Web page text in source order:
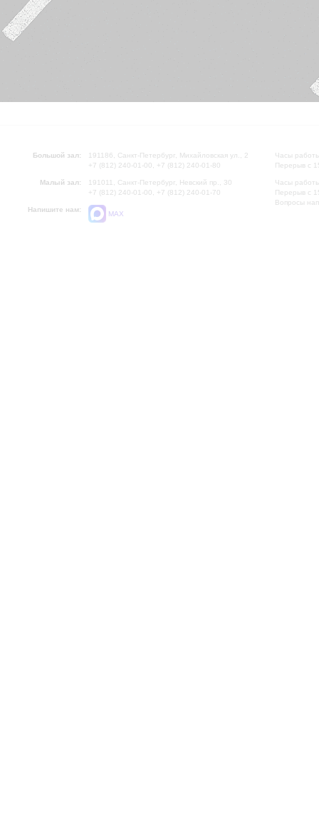
Большой зал:
191186, Санкт-Петербург, Михайловская ул., 2
+7 (812) 240-01-00, +7 (812) 240-01-80
Малый зал:
191011, Санкт-Петербург, Невский пр., 30
+7 (812) 240-01-00, +7 (812) 240-01-70
Напишите нам:
MAX
Часы
Перерыв с
Часы
Перерыв с
Вопросы